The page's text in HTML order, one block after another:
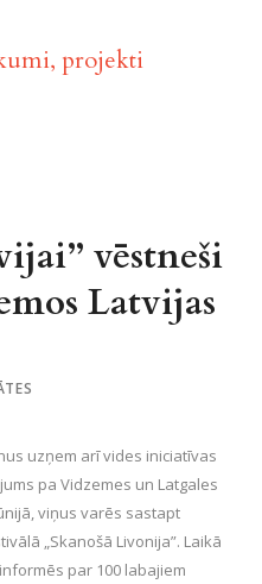
projekti
vēstneši
Latvijas
uzņem arī vides iniciatīvas
pa Vidzemes un Latgales
viņus varēs sastapt
„Skanošā Livonija”. Laikā
par 100 labajiem